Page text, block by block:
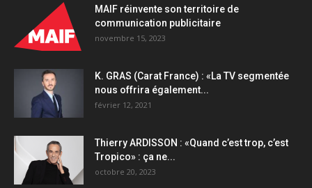
MAIF réinvente son territoire de
communication publicitaire
novembre 15, 2023
K. GRAS (Carat France) : «La TV segmentée
nous offrira également...
février 12, 2021
Thierry ARDISSON : «Quand c’est trop, c’est
Tropico» : ça ne...
octobre 20, 2023